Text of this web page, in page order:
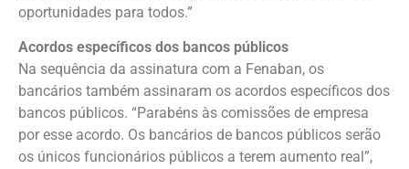
oportunidades para todos.”
Acordos específicos dos bancos públicos
Na sequência da assinatura com a Fenaban, os
bancários também assinaram os acordos específicos dos
bancos públicos. “Parabéns às comissões de empresa
por esse acordo. Os bancários de bancos públicos serão
os únicos funcionários públicos a terem aumento real”,